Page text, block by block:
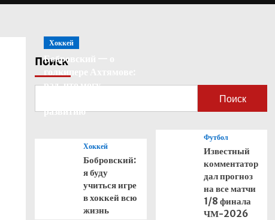
Поиск
Поиск
Хоккей
Бобровский — о
рад, что могу
развитию
Хоккей
Бобровский:
я буду
учиться игре
в хоккей всю
жизнь
Футбол
Известный
комментатор
дал прогноз
на все матчи
1/8 финала
ЧМ-2026